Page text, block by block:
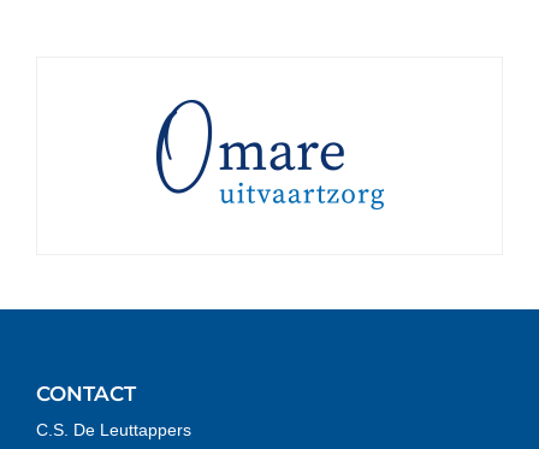
CONTACT
C.S. De Leuttappers